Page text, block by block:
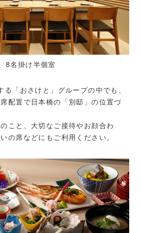
8名掛け半個室
る「おさけと」グループの中でも、
配置で日本橋の「別邸」の位置づ
こと、大切なご接待やお顔合わ
の席などにもご利用ください。